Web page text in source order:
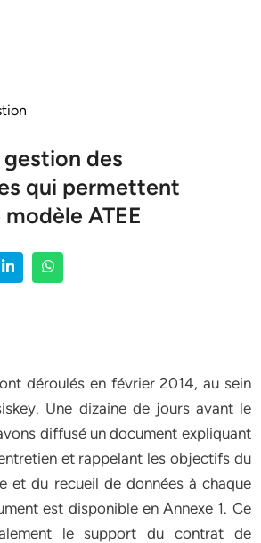
des
qui permettent
ATEE
déroulés en février 2014, au sein
Une dizaine de jours avant le
diffusé un document expliquant
et rappelant les objectifs du
et du recueil de données à chaque
est disponible en Annexe 1. Ce
le support du contrat de